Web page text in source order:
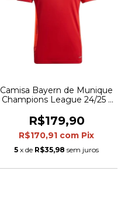
Camisa Bayern de Munique
Champions League 24/25 -
Vermelha
R$179,90
R$170,91 com Pix
5 x de R$35,98 sem juros